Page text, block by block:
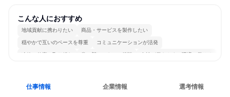
こんな人におすすめ
地域貢献に携わりたい 商品・サービスを製作したい
穏やかで互いのペースを尊重 コミュニケーションが活発
冷静に仕事に取り組む 常に新しいものに挑戦 女性が働きやすい環境で働ける
仕事情報 企業情報 選考情報